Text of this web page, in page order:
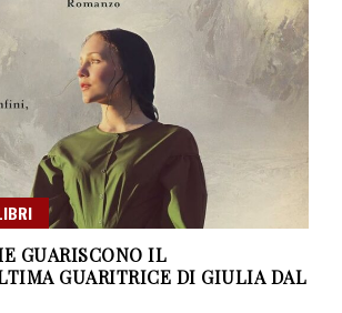
GUARISCONO IL
GUARITRICE DI GIULIA DAL